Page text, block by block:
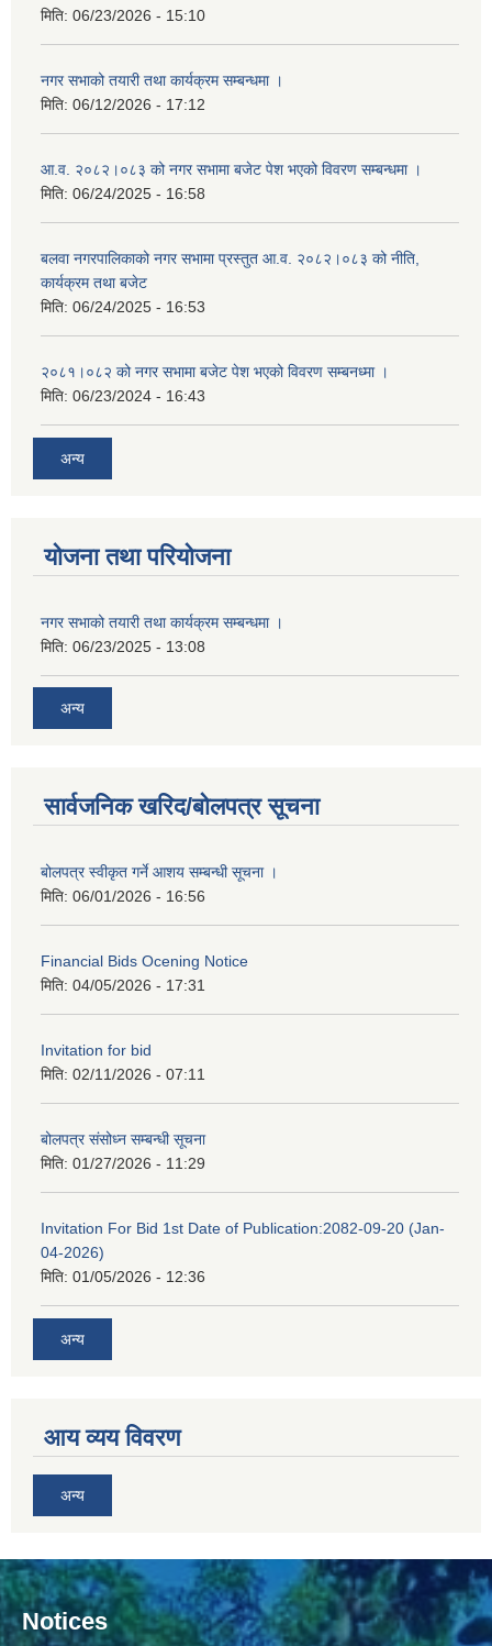
मिति: 06/23/2026 - 15:10
नगर सभाको तयारी तथा कार्यक्रम सम्बन्धमा ।
मिति: 06/12/2026 - 17:12
आ.व. २०८२।०८३ को नगर सभामा बजेट पेश भएको विवरण सम्बन्धमा ।
मिति: 06/24/2025 - 16:58
बलवा नगरपालिकाको नगर सभामा प्रस्तुत आ.व. २०८२।०८३ को नीति,
कार्यक्रम तथा बजेट
मिति: 06/24/2025 - 16:53
२०८१।०८२ को नगर सभामा बजेट पेश भएको विवरण सम्बनध्मा ।
मिति: 06/23/2024 - 16:43
अन्य
योजना तथा परियोजना
नगर सभाको तयारी तथा कार्यक्रम सम्बन्धमा ।
मिति: 06/23/2025 - 13:08
अन्य
सार्वजनिक खरिद/बोलपत्र सूचना
बोलपत्र स्वीकृत गर्ने आशय सम्बन्धी सूचना ।
मिति: 06/01/2026 - 16:56
Financial Bids Ocening Notice
मिति: 04/05/2026 - 17:31
Invitation for bid
मिति: 02/11/2026 - 07:11
बोलपत्र संसोध्न सम्बन्धी सूचना
मिति: 01/27/2026 - 11:29
Invitation For Bid 1st Date of Publication:2082-09-20 (Jan-
04-2026)
मिति: 01/05/2026 - 12:36
अन्य
आय व्यय विवरण
अन्य
Notices